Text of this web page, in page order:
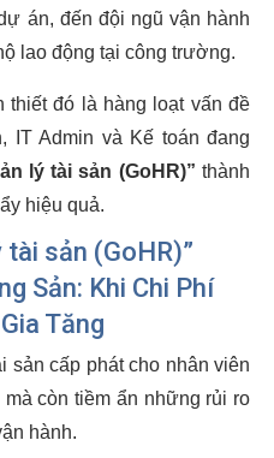
án, đến đội ngũ vận hành
lao động tại công trường.
thiết đó là hàng loạt vấn đề
IT Admin và Kế toán đang
lý tài sản (GoHR)” thành
hiệu quả.
tài sản (GoHR)”
Sản: Khi Chi Phí
Tăng
sản cấp phát cho nhân viên
còn tiềm ẩn những rủi ro
hành.